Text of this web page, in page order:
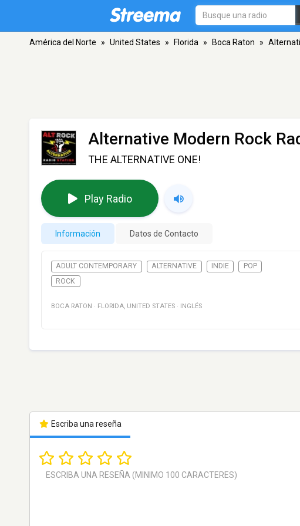
América del Norte » United States » Florida » Boca Raton »
Alternative Modern Rock
THE ALTERNATIVE ONE!
Play Radio
Información Datos de Contacto
ADULT CONTEMPORARY ALTERNATIVE INDIE
POP
ROCK
BOCA RATON · FLORIDA, UNITED STATES · INGLÉS
Escriba una reseña